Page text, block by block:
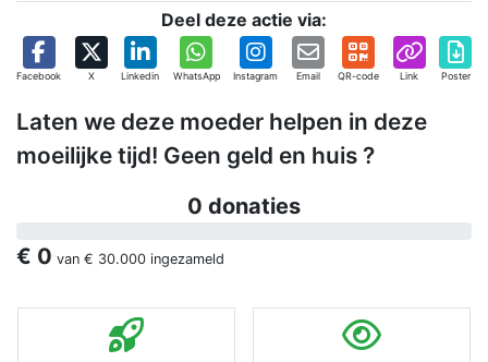
Deel deze actie via:
Facebook X Linkedin WhatsApp Instagram Email QR-code Link Poster
Laten we deze moeder helpen in deze
moeilijke tijd! Geen geld en huis ?
0 donaties
€ 0 van € 30.000 ingezameld